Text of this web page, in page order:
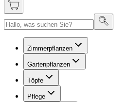
Zimmerpflanzen
Gartenpflanzen
Töpfe
Pflege